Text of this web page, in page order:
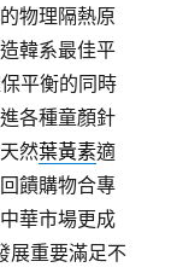
物理隔熱原
韓系最佳平
平衡的同時
各種童顏針
然葉黃素適
饋購物合專
華市場更成
展重要滿足不